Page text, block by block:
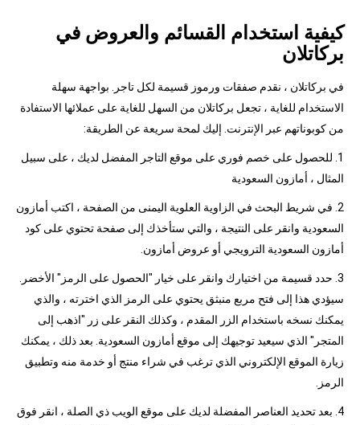
كيفية استخدام القسائم والعروض في
بركاتلان
في بركاتلان ، نقدم صفقات ورموز قسيمة لكل تاجر. بواجهة سهلة
الاستخدام للغاية ، تجعل بركاتلان من السهل للغاية على عملائها الاستفادة
من كوبوناتهم عبر الإنترنت. إليك لمحة سريعة عن الطريقة:
1. للحصول على خصم فوري على موقع التاجر المفضل لديك ، على سبيل
المثال ، أمازون السعودية
2. في شريط البحث في الزاوية العلوية اليمنى من الصفحة ، اكتب أمازون
السعودية وانقر على النتيجة ، والتي ستأخذك إلى صفحة تحتوي على كود
أمازون السعودية الترويجي أو عروض أمازون.
3. حدد قسيمة من اختيارك وانقر على خيار "الحصول على الرمز" الأخضر.
سيؤدي هذا إلى فتح مربع منبثق يحتوي على الرمز الذي اخترته ، والذي
يمكنك نسخه باستخدام الزر المقدم ، وكذلك النقر على زر "اذهب إلى
المتجر" الذي سيعيد توجيهك إلى موقع أمازون السعودية. بعد ذلك ، يمكنك
زيارة الموقع الإلكتروني الذي ترغب في شراء منتج أو خدمة منه وتطبيق
الرمز.
4. بعد تحديد العناصر المفضلة لديك على موقع الويب ذي الصلة ، انقر فوق